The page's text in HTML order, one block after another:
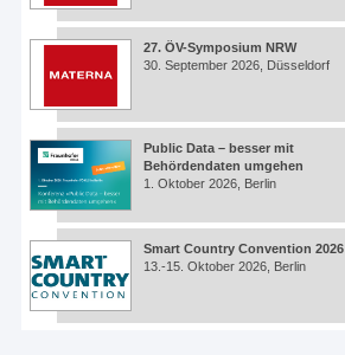
27. ÖV-Symposium NRW
30. September 2026, Düsseldorf
Public Data – besser mit
Behördendaten umgehen
1. Oktober 2026, Berlin
Smart Country Convention 2026
13.-15. Oktober 2026, Berlin